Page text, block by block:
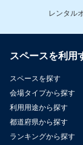
レンタル
スペースを利用
スペースを探す
会場タイプから探す
利用用途から探す
都道府県から探す
ランキングから探す